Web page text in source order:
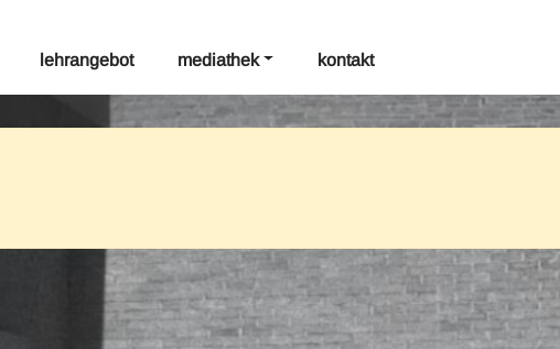
lehrangebot mediathek kontakt
tag: 2024